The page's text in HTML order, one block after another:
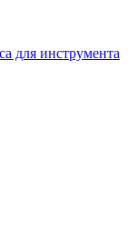
для инструмента